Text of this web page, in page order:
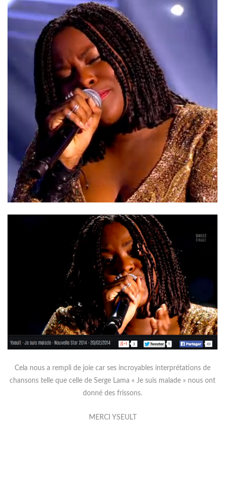
Cela nous a rempli de joie car ses incroyables interprétations de
chansons telle que celle de Serge Lama « Je suis malade » nous ont
donné des frissons.
MERCI YSEULT